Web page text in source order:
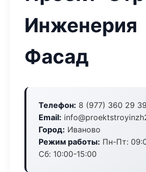
Инженерия
Фасад
Телефон: 8 (977) 360 29 39
Email:
Город: Иваново
Режим работы: Пн-Пт:
Сб: 10:00-15:00